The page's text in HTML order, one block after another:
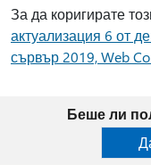
За да коригирате
актуализация 6 от
сървър 2019, Web
Беше ли